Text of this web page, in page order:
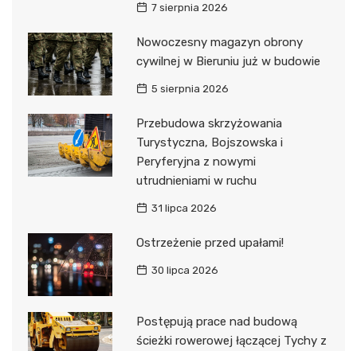
7 sierpnia 2026
Nowoczesny magazyn obrony
cywilnej w Bieruniu już w budowie
5 sierpnia 2026
Przebudowa skrzyżowania
Turystyczna, Bojszowska i
Peryferyjna z nowymi
utrudnieniami w ruchu
31 lipca 2026
Ostrzeżenie przed upałami!
30 lipca 2026
Postępują prace nad budową
ścieżki rowerowej łączącej Tychy z